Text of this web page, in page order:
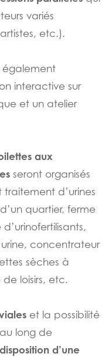
variés
etc.).
également
interactive sur
et un atelier
aux
seront organisés
d’urines
quartier, ferme
concentrateur
sèches à
loisirs, etc.
et la possibilité
long de
d’une